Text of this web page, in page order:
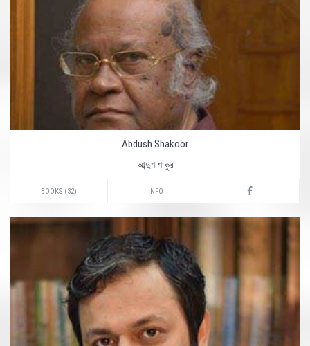
Abdush Shakoor
আব্দুশ শাকুর
BOOKS (32) INFO